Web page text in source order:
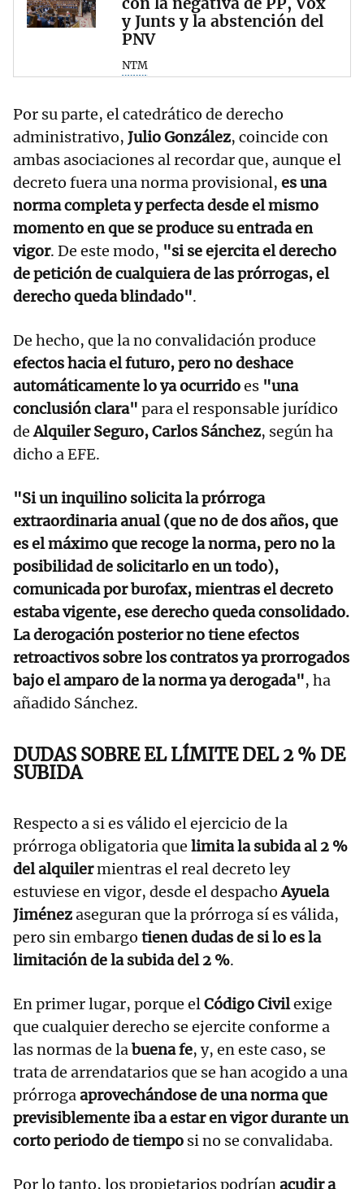
y Junts y la abstención del
PNV
NTM
Por su parte, el catedrático de derecho
administrativo, Julio González, coincide con
ambas asociaciones al recordar que, aunque el
decreto fuera una norma provisional, es una
norma completa y perfecta desde el mismo
momento en que se produce su entrada en
vigor. De este modo, "si se ejercita el derecho
de petición de cualquiera de las prórrogas, el
derecho queda blindado".
De hecho, que la no convalidación produce
efectos hacia el futuro, pero no deshace
automáticamente lo ya ocurridoes "una
conclusión clara" para el responsable jurídico
deAlquiler Seguro, Carlos Sánchez, según ha
dicho a EFE.
"Si un inquilino solicita la prórroga
extraordinaria anual (que no de dos años, que
es el máximo que recoge la norma, pero no la
posibilidad de solicitarlo en un todo),
comunicada por burofax, mientras el decreto
estaba vigente, ese derecho queda consolidado.
La derogación posterior no tiene efectos
retroactivos sobre los contratos ya prorrogados
bajo el amparo de la norma ya derogada", ha
añadido Sánchez.
DUDAS SOBRE EL LÍMITE DEL 2 % DE
SUBIDA
Respecto a si es válido el ejercicio de la
prórroga obligatoria que limita la subida al 2 %
del alquilermientras el real decreto ley
estuviese en vigor, desde el despachoAyuela
Jiménezaseguran que la prórroga sí es válida,
pero sin embargo tienen dudas de si lo es la
limitación de la subida del 2 %.
En primer lugar, porque elCódigo Civilexige
que cualquier derecho se ejercite conforme a
las normas de labuena fe, y, en este caso, se
trata de arrendatarios que se han acogido a una
prórrogaaprovechándose de una norma que
previsiblemente iba a estar en vigor durante un
corto periodo de tiempo si no se convalidaba.
Por lo tanto, los propietarios podríanacudir a